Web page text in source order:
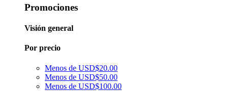
Promociones
Visión general
Por precio
Menos de USD$20.00
Menos de USD$50.00
Menos de USD$100.00